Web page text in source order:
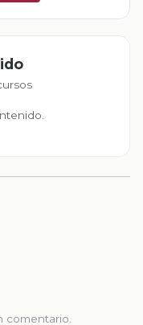
comentario.